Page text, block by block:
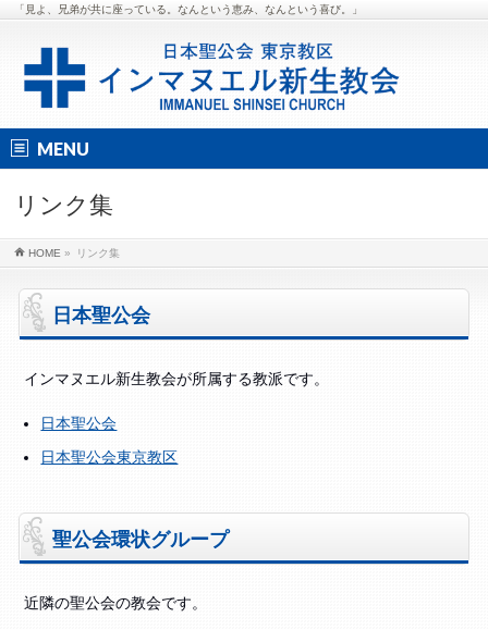
「見よ、兄弟が共に座っている。なんという恵み、なんという喜び。」
MENU
リンク集
HOME » リンク集
日本聖公会
インマヌエル新生教会が所属する教派です。
日本聖公会
日本聖公会東京教区
聖公会環状グループ
近隣の聖公会の教会です。